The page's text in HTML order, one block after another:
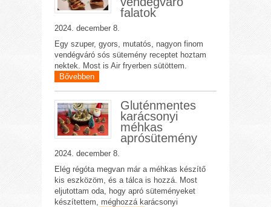
falatok
2024. december 8.
Egy szuper, gyors, mutatós, nagyon finom
vendégváró sós sütemény receptet hoztam
nektek. Most is Air fryerben sütöttem.
Bővebben
Gluténmentes
karácsonyi
méhkas
aprósütemény
2024. december 8.
Elég régóta megvan már a méhkas készítő
kis eszközöm, és a tálca is hozzá. Most
eljutottam oda, hogy apró süteményeket
készítettem, méghozzá karácsonyi